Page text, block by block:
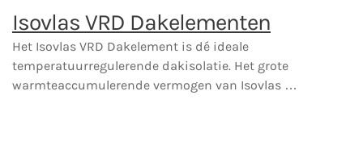
Isovlas VRD Dakelementen
Het Isovlas VRD Dakelement is dé ideale
temperatuurregulerende dakisolatie. Het grote
warmteaccumulerende vermogen van Isovlas …